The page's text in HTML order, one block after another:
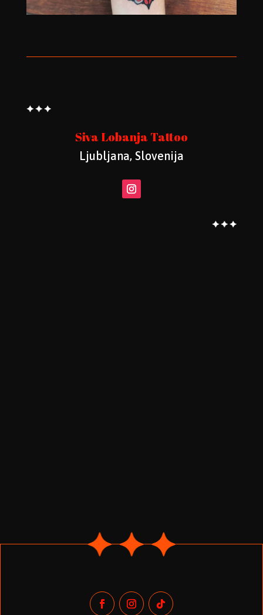
Siva Lobanja Tattoo
Ljubljana, Slovenija